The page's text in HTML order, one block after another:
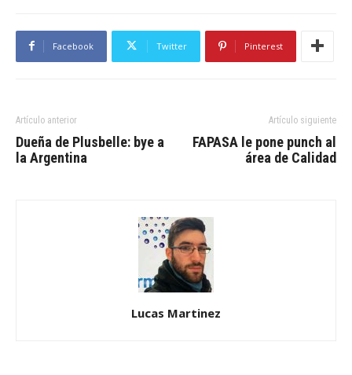
Facebook Twitter Pinterest
Artículo anterior
Dueña de Plusbelle: bye a
la Argentina
Artículo siguiente
FAPASA le pone punch al
área de Calidad
Lucas Martinez